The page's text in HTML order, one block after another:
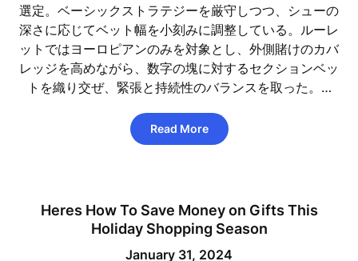
選定。ベーシックストラテジーを厳守しつつ、シューの
深さに応じてベット幅を小刻みに調整している。ルーレ
ットではヨーロピアンのみを対象とし、外側賭けのカバ
レッジを高めながら、数字の塊に対するセクションベッ
トを織り交ぜ、緊張と持続性のバランスを取った。…
Read More
Heres How To Save Money on Gifts This
Holiday Shopping Season
January 31, 2024